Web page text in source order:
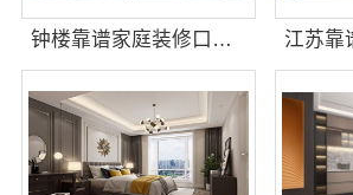
钟楼靠谱家庭装修口碑怎么样，常州宜居佳装饰好评案例